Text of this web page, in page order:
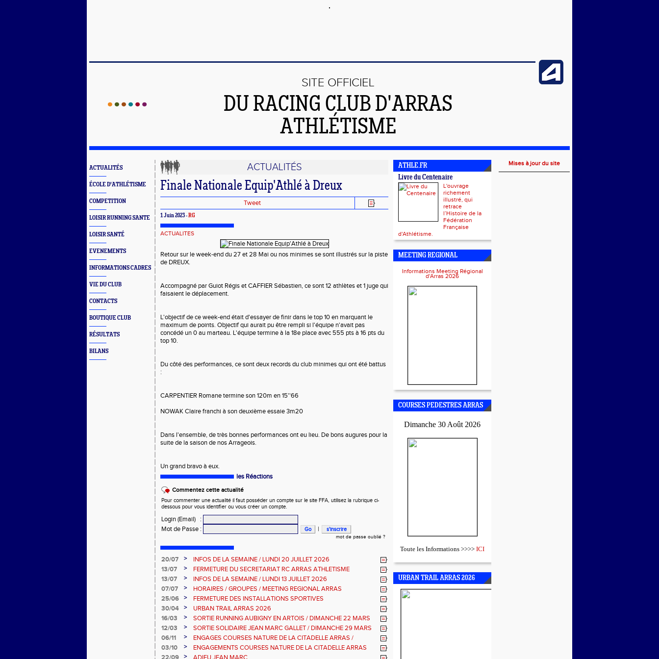
SITE OFFICIEL
DU RACING CLUB D'ARRAS
ATHLÉTISME
ACTUALITÉS
ÉCOLE D'ATHLÉTISME
COMPETITION
LOISIR RUNNING SANTE
LOISIR SANTÉ
EVENEMENTS
INFORMATIONS CADRES
VIE DU CLUB
CONTACTS
BOUTIQUE CLUB
RÉSULTATS
BILANS
ACTUALITÉS
Finale Nationale Equip'Athlé à Dreux
Tweet
1 Juin 2023 -RG
ACTUALITES
Retour sur le week-end du 27 et 28 Mai ou nos minimes se sont illustrés sur la piste
de DREUX.
Accompagné par Guiot Régis et CAFFIER Sébastien, ce sont 12 athlètes et 1 juge qui
faisaient le déplacement.
L'objectif de ce week-end était d'essayer de finir dans le top 10 en marquant le
maximum de points. Objectif qui aurait pu être rempli si l'équipe n'avait pas
concédé un 0 au marteau. L'équipe termine à la 18e place avec 555 pts à 16 pts du
top 10.
Du côté des performances, ce sont deux records du club minimes qui ont été battus
:
CARPENTIER Romane termine son 120m en 15''66
NOWAK Claire franchi à son deuxième essaie 3m20
Dans l'ensemble, de très bonnes performances ont eu lieu. De bons augures pour la
suite de la saison de nos Arrageois.
Un grand bravo à eux.
les Réactions
Commentez cette actualité
Pour commenter une actualité il faut posséder un compte sur le site FFA, utilisez la rubrique ci-
dessous pour vous identifier ou vous créer un compte.
Login (Email)
:
Mot de Passe : |
mot de passe oublié ?
20/07 >
INFOS DE LA SEMAINE / LUNDI 20 JUILLET 2026
13/07
>
FERMETURE DU SECRETARIAT RC ARRAS ATHLETISME
13/07
>
INFOS DE LA SEMAINE / LUNDI 13 JUILLET 2026
07/07
>
HORAIRES / GROUPES / MEETING REGIONAL ARRAS
25/06
>
FERMETURE DES INSTALLATIONS SPORTIVES
30/04
>
URBAN TRAIL ARRAS 2026
16/03
>
SORTIE RUNNING AUBIGNY EN ARTOIS / DIMANCHE 22 MARS
2026
12/03 >
SORTIE SOLIDAIRE JEAN MARC GALLET / DIMANCHE 29 MARS
2026
06/11 >
ENGAGES COURSES NATURE DE LA CITADELLE ARRAS /
DIMANCHE 9 NOVEMBRE 2025
03/10 >
ENGAGEMENTS COURSES NATURE DE LA CITADELLE ARRAS
>
ATHLE.FR
Livre du Centenaire
L'ouvrage
richement
illustré, qui
retrace
l’Histoire de la
Fédération
Française
d'Athlétisme.
MEETING REGIONAL
Informations Meeting Régional
d'Arras 2026
COURSES PEDESTRES ARRAS
Dimanche 30 Août 2026
Toute les Informations >>>> ICI
URBAN TRAIL ARRAS 2026
Mises à jour du site